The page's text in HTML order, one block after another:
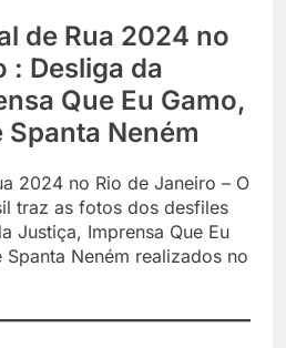
de Rua 2024 no
: Desliga da
Que Eu Gamo,
Spanta Neném
2024 no Rio de Janeiro – O
traz as fotos dos desfiles
Justiça, Imprensa Que Eu
Spanta Neném realizados no